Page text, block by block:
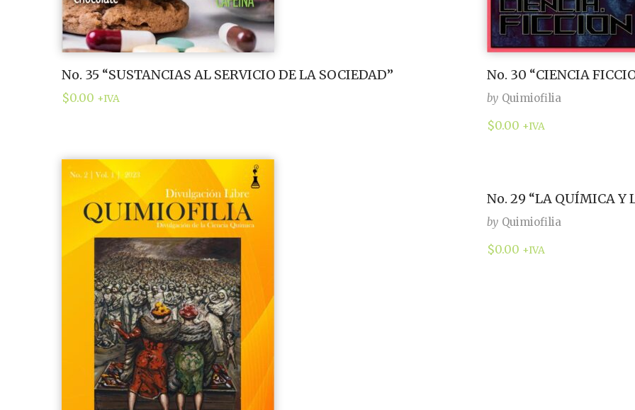
No. 35 “SUSTANCIAS AL SERVICIO DE LA SOCIEDAD”
$0.00 +IVA
No. 30 “CIENCIA
by Quimiofilia
$0.00 +IVA
No. 29 “LA QUÍMICA Y
by Quimiofilia
$0.00 +IVA